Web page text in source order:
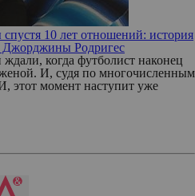
10 лет отношений: история
Родригес
когда футболист наконец
И, судя по многочисленным
этот момент наступит уже